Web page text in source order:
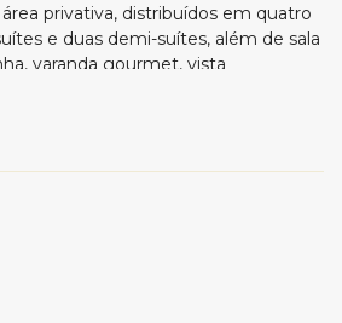
privativa, distribuídos em quatro
e duas demi-suítes, além de sala
varanda gourmet, vista
de garagem. O edifício é de alto
decorado, elevadores, guarita